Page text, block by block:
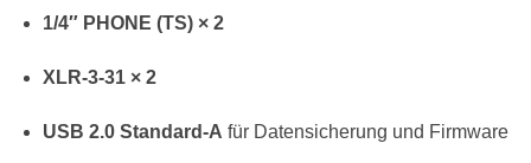
1/4″ PHONE (TS) × 2
XLR-3-31 × 2
USB 2.0 Standard-A für Datensicherung und Firmware